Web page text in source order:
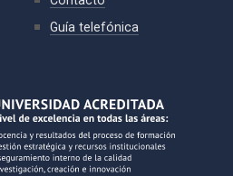
Guía telefónica